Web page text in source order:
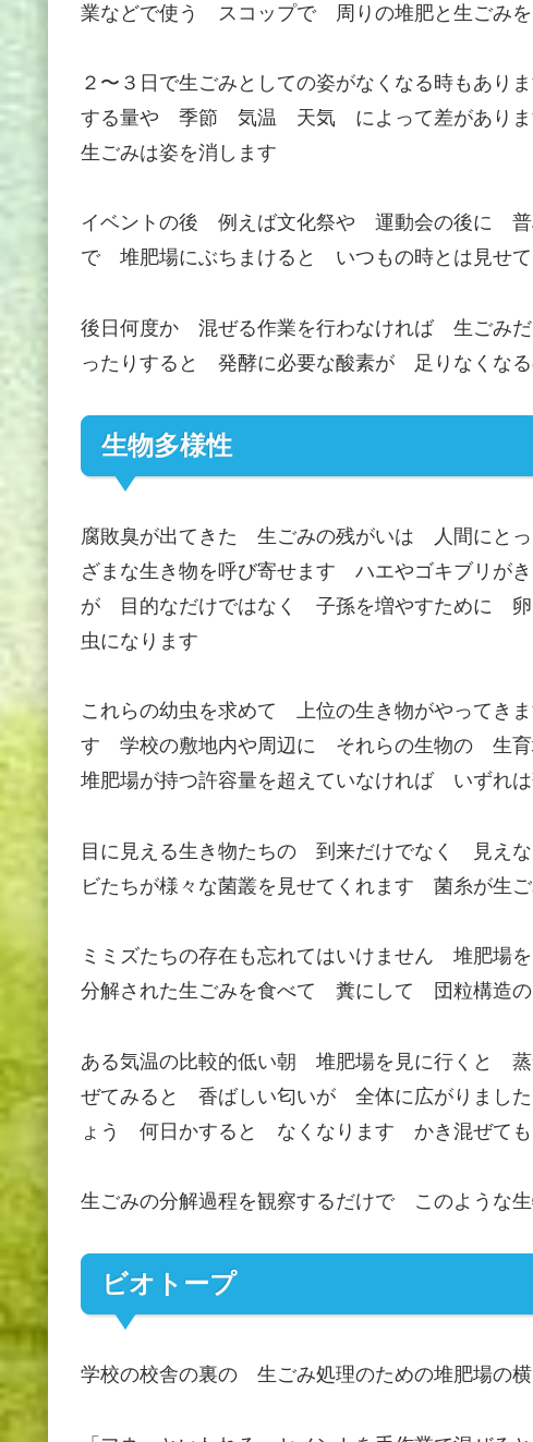
業などで使う スコップで 周りの堆肥と生ごみ
２〜３日で生ごみとしての姿がなくなる時もあ
する量や 季節 気温 天気 によって差があり
生ごみは姿を消します
イベントの後 例えば文化祭や 運動会の後に 普
で 堆肥場にぶちまけると いつもの時とは見せて
後日何度か 混ぜる作業を行わなければ 生ごみ
ったりすると 発酵に必要な酸素が 足りなくな
生物多様性
腐敗臭が出てきた 生ごみの残がいは 人間にと
ざまな生き物を呼び寄せます ハエやゴキブリ
が 目的なだけではなく 子孫を増やすために
虫になります
これらの幼虫を求めて 上位の生き物がやって
す 学校の敷地内や周辺に それらの生物の 生
堆肥場が持つ許容量を超えていなければ いずれ
目に見える生き物たちの 到来だけでなく 見え
ビたちが様々な菌叢を見せてくれます 菌糸が生
ミミズたちの存在も忘れてはいけません 堆肥場
分解された生ごみを食べて 糞にして 団粒構造の
ある気温の比較的低い朝 堆肥場を見に行くと
ぜてみると 香ばしい匂いが 全体に広がりまし
ょう 何日かすると なくなります かき混ぜて
生ごみの分解過程を観察するだけで このような
ビオトープ
学校の校舎の裏の 生ごみ処理のための堆肥場の